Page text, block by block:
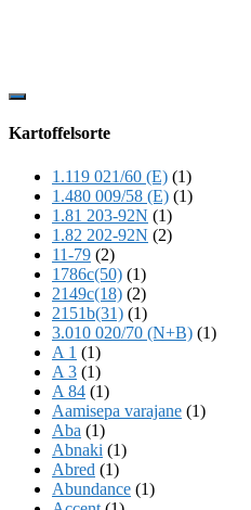
Show
Content
Kartoffelsorte
1.119 021/60 (E) (1)
1.480 009/58 (E) (1)
1.81 203-92N (1)
1.82 202-92N (2)
11-79 (2)
1786c(50) (1)
2149c(18) (2)
2151b(31) (1)
3.010 020/70 (N+B) (1)
A 1 (1)
A 3 (1)
A 84 (1)
Aamisepa varajane (1)
Aba (1)
Abnaki (1)
Abred (1)
Abundance (1)